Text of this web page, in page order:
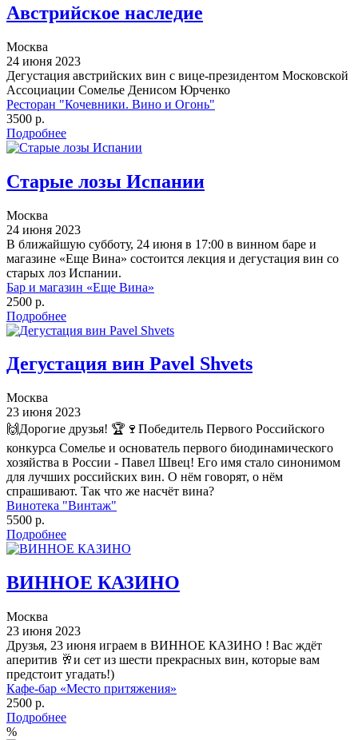
Австрийское наследие
Москва
24 июня 2023
Дегустация австрийских вин с вице-президентом Московской
Ассоциации Сомелье Денисом Юрченко
Ресторан "Кочевники. Вино и Огонь"
3500 р.
Подробнее
Старые лозы Испании
Москва
24 июня 2023
В ближайшую субботу, 24 июня в 17:00 в винном баре и
магазине «Еще Вина» состоится лекция и дегустация вин со
старых лоз Испании.
Бар и магазин «Еще Вина»
2500 р.
Подробнее
Дегустация вин Pavel Shvets
Москва
23 июня 2023
🙌Дорогие друзья! 🏆🍷Победитель Первого Российского
конкурса Сомелье и основатель первого биодинамического
хозяйства в России - Павел Швец! Его имя стало синонимом
для лучших российских вин. О нём говорят, о нём
спрашивают. Так что же насчёт вина?
Винотека "Винтаж"
5500 р.
Подробнее
ВИННОЕ КАЗИНО
Москва
23 июня 2023
Друзья, 23 июня играем в ВИННОЕ КАЗИНО ! Вас ждёт
аперитив 🥂и сет из шести прекрасных вин, которые вам
предстоит угадать!)
Кафе-бар «Место притяжения»
2500 р.
Подробнее
%